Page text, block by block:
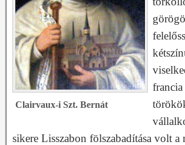
Clairvaux-i Szt. Bernát
francia
sikere Lisszabon fölszabadítása volt a